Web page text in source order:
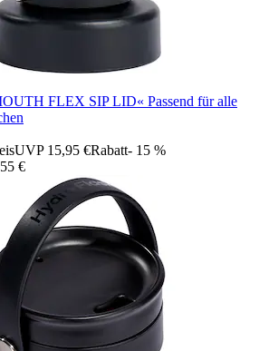
FLEX SIP LID« Passend für alle
UVP 15,95 €Rabatt- 15 %
€